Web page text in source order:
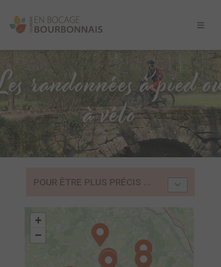
randonnées à pied
à vélo
POUR ÊTRE PLUS PRÉCIS ...
+
−